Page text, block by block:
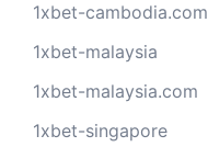
1xbet-cambodia.com
1xbet-malaysia
1xbet-malaysia.com
1xbet-singapore